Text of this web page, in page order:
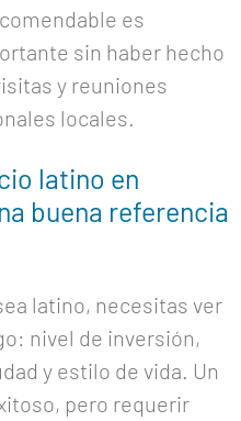
es
sin haber hecho
y reuniones
locales.
latino en
buena referencia
latino, necesitas ver
nivel de inversión,
y estilo de vida. Un
pero requerir